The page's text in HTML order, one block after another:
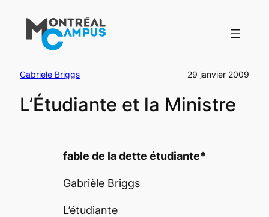
contenu
Gabriele Briggs 29 janvier 2009
L’Étudiante et la Ministre
fable de la dette étudiante*
Gabrièle Briggs
L’étudiante